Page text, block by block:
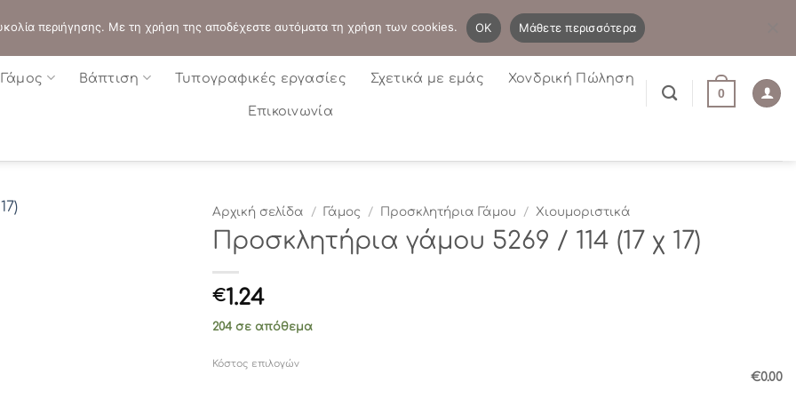
Η λίστα μου Newsletter
Γάμος Βάπτιση Τυπογραφικές εργασίες Σχετικά με εμάς Χονδρική Πώληση
Επικοινωνία
0
Αρχική σελίδα / Γάμος / Προσκλητήρια Γάμου / Χιουμοριστικά
Προσκλητήρια γάμου 5269 / 114 (17 χ 17)
€1.24
204 σε απόθεμα
Κόστος επιλογών
€0.00
περιήγησης. Με τη χρήση της αποδέχεστε αυτόματα τη χρήση των cookies. OK Μάθετε περισσότερα